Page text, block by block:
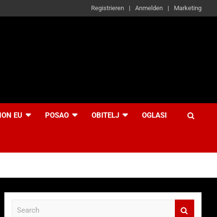
Registrieren Anmelden Marketing
EU POSAO OBITELJ OGLASI